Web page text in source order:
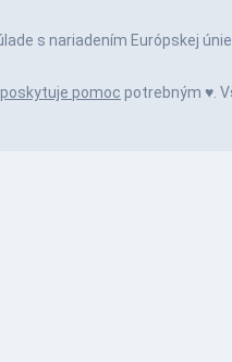
s nariadením Európskej únie
poskytuje pomoc potrebným ♥️.